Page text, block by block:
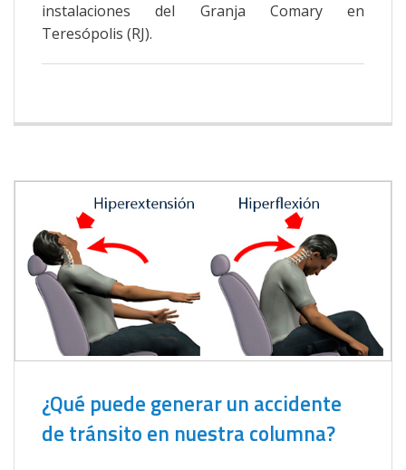
instalaciones del Granja Comary en
Teresópolis (RJ).
¿Qué puede generar un accidente
de tránsito en nuestra columna?